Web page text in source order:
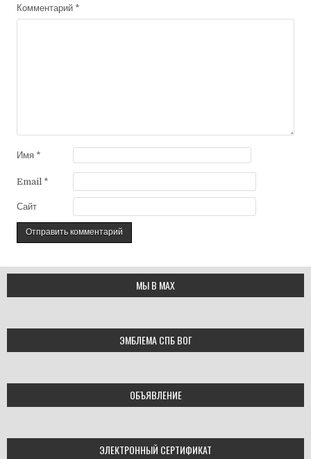
Комментарий *
Имя *
Email *
Сайт
МЫ В МАХ
ЭМБЛЕМА СПБ ВОГ
ОБЪЯВЛЕНИЕ
ЭЛЕКТРОННЫЙ СЕРТИФИКАТ